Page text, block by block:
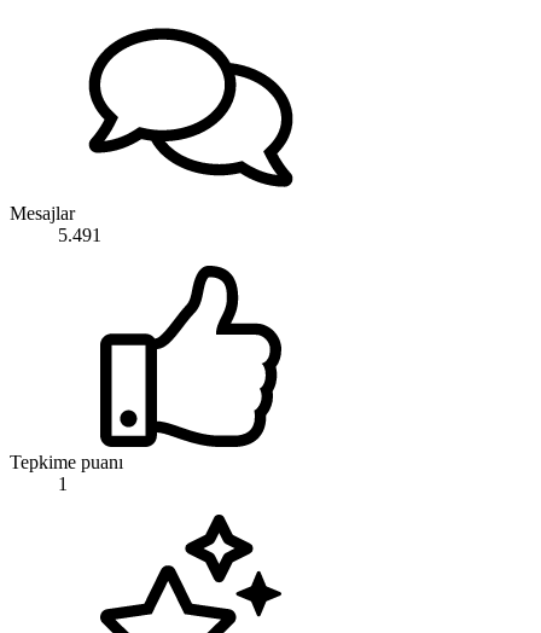
Mesajlar
5.491
Tepkime puanı
1